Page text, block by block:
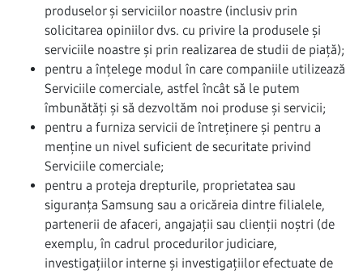
produselor și serviciilor noastre (inclusiv prin
solicitarea opiniilor dvs. cu privire la produsele și
serviciile noastre și prin realizarea de studii de piață);
pentru a înțelege modul în care companiile utilizează
Serviciile comerciale, astfel încât să le putem
îmbunătăți și să dezvoltăm noi produse și servicii;
pentru a furniza servicii de întreținere și pentru a
menține un nivel suficient de securitate privind
Serviciile comerciale;
pentru a proteja drepturile, proprietatea sau
siguranța Samsung sau a oricăreia dintre filialele,
partenerii de afaceri, angajații sau clienții noștri (de
exemplu, în cadrul procedurilor judiciare,
investigațiilor interne și investigațiilor efectuate de